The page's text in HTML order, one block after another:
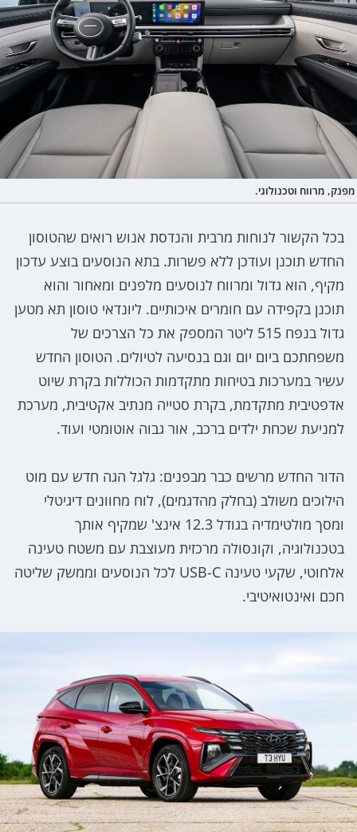
מפנק, מרווח וטכנולוגי.
בכל הקשור לנוחות מרבית והנדסת אנוש רואים שהטוסון
החדש תוכנן ועודכן ללא פשרות. בתא הנוסעים בוצע עדכון
מקיף, הוא גדול ומרווח לנוסעים מלפנים ומאחור והוא
תוכנן בקפידה עם חומרים איכותיים. ליונדאי טוסון תא מטען
גדול בנפח 515 ליטר המספק את כל הצרכים של
משפחתכם ביום יום וגם בנסיעה לטיולים. הטוסון החדש
עשיר במערכות בטיחות מתקדמות הכוללות בקרת שיוט
אדפטיבית מתקדמת, בקרת סטייה מנתיב אקטיבית, מערכת
למניעת שכחת ילדים ברכב, אור גבוה אוטומטי ועוד.
הדור החדש מרשים כבר מבפנים: גלגל הגה חדש עם מוט
הילוכים משולב (בחלק מהדגמים), לוח מחוונים דיגיטלי
ומסך מולטימדיה בגודל 12.3 אינצ' שמקיף אותך
בטכנולוגיה, וקונסולה מרכזית מעוצבת עם משטח טעינה
אלחוטי, שקעי טעינה USB-C לכל הנוסעים וממשק שליטה
חכם ואינטואיטיבי.